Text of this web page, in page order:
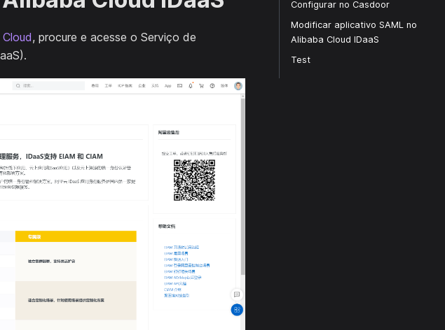
, procure e acesse o Serviço de
Configurar no Casdoor
Modificar aplicativo SAML no
Alibaba Cloud IDaaS
Test